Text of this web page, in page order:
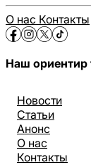
О нас Контакты
Наш ориентир
Новости
Статьи
Анонс
О нас
Контакты